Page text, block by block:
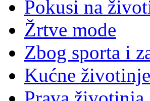
Pokusi na
Žrtve mode
Zbog sporta i
Kućne životinje